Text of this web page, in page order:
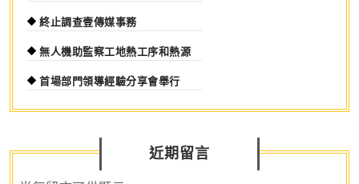
終止調查壹傳媒事務
無人機助監察工地熱工序和熱源
首場部門領導經驗分享會舉行
近期留言